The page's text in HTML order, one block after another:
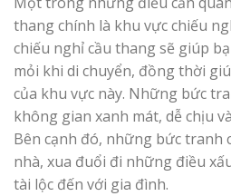
thang chính là khu vực chiếu
chiếu nghỉ cầu thang sẽ giúp
mỏi khi di chuyển, đồng thời
của khu vực này. Những bức
không gian xanh mát, dễ chịu
Bên cạnh đó, những bức
nhà, xua đuổi đi những điều
tài lộc đến với gia đình.